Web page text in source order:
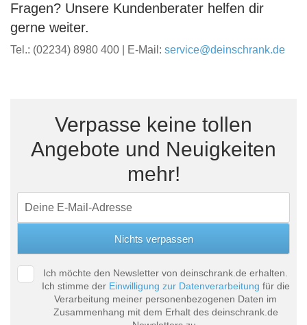
Fragen? Unsere Kundenberater helfen dir
gerne weiter.
Tel.: (02234) 8980 400 | E-Mail: service@deinschrank.de
Verpasse keine tollen
Angebote und Neuigkeiten
mehr!
Ich möchte den Newsletter von deinschrank.de erhalten.
Ich stimme der Einwilligung zur Datenverarbeitung für die
Verarbeitung meiner personenbezogenen Daten im
Zusammenhang mit dem Erhalt des deinschrank.de